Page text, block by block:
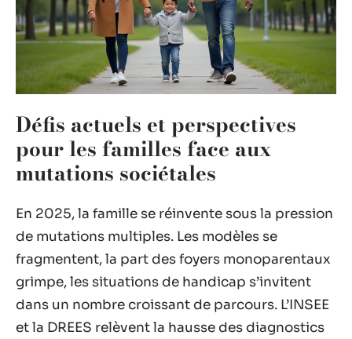
Défis actuels et perspectives
pour les familles face aux
mutations sociétales
En 2025, la famille se réinvente sous la pression
de mutations multiples. Les modèles se
fragmentent, la part des foyers monoparentaux
grimpe, les situations de handicap s’invitent
dans un nombre croissant de parcours. L’INSEE
et la DREES relèvent la hausse des diagnostics